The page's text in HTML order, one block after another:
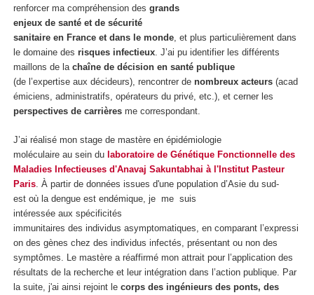
renforcer ma compréhension des grands
enjeux de santé et de sécurité
sanitaire en France et dans le monde, et plus particulièrement dans
le domaine des risques infectieux. J’ai pu identifier les différents
maillons de la chaîne de décision en santé publique
(de l’expertise aux décideurs), rencontrer de nombreux acteurs (acad
émiciens, administratifs, opérateurs du privé, etc.), et cerner les
perspectives de carrières me correspondant.
J’ai réalisé mon stage de mastère en épidémiologie
moléculaire au sein du laboratoire de Génétique Fonctionnelle des
Maladies Infectieuses d'Anavaj Sakuntabhai à l'Institut Pasteur
Paris . À partir de données issues d'une population d’Asie du sud-
est où la dengue est endémique, je me suis
intéressée aux spécificités
immunitaires des individus asymptomatiques, en comparant l’expressi
on des gènes chez des individus infectés, présentant ou non des
symptômes. Le mastère a réaffirmé mon attrait pour l’application des
résultats de la recherche et leur intégration dans l’action publique. Par
la suite, j'ai ainsi rejoint le corps des ingénieurs des ponts, des